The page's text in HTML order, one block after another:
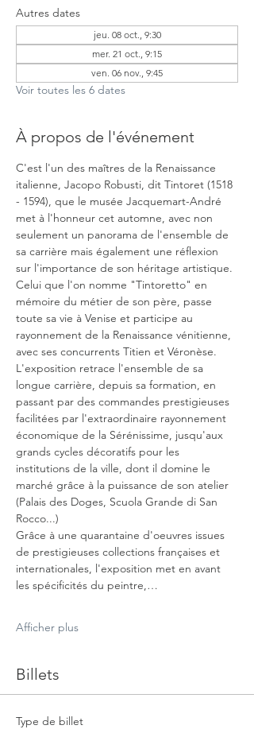
Autres dates
jeu. 08 oct., 9:30
mer. 21 oct., 9:15
ven. 06 nov., 9:45
Voir toutes les 6 dates
À propos de l'événement
C'est l'un des maîtres de la Renaissance
italienne, Jacopo Robusti, dit Tintoret (1518
- 1594), que le musée Jacquemart-André
met à l'honneur cet automne, avec non
seulement un panorama de l'ensemble de
sa carrière mais également une réflexion
sur l'importance de son héritage artistique.
Celui que l'on nomme "Tintoretto" en
mémoire du métier de son père, passe
toute sa vie à Venise et participe au
rayonnement de la Renaissance vénitienne,
avec ses concurrents Titien et Véronèse.
L'exposition retrace l'ensemble de sa
longue carrière, depuis sa formation, en
passant par des commandes prestigieuses
facilitées par l'extraordinaire rayonnement
économique de la Sérénissime, jusqu'aux
grands cycles décoratifs pour les
institutions de la ville, dont il domine le
marché grâce à la puissance de son atelier
(Palais des Doges, Scuola Grande di San
Rocco...)
Grâce à une quarantaine d'oeuvres issues
de prestigieuses collections françaises et
internationales, l'exposition met en avant
les spécificités du peintre,…
Afficher plus
Billets
Type de billet